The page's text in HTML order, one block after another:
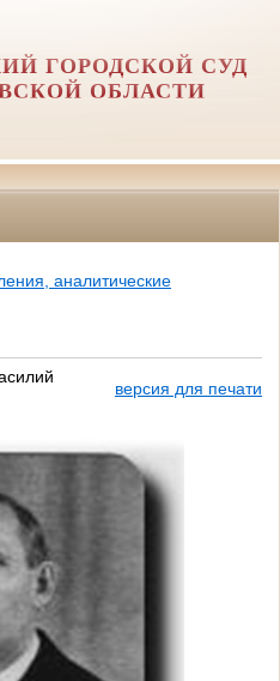
ГОРОДСКОЙ СУД
ОБЛАСТИ
аналитические
версия для печати